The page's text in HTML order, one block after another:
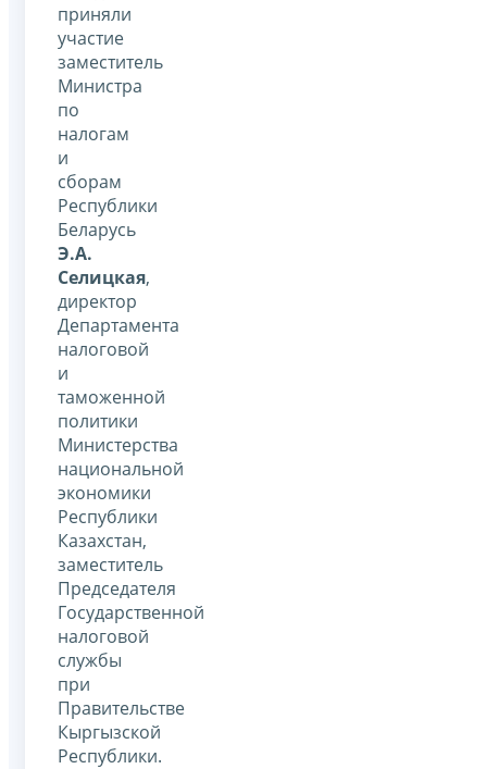
приняли
участие
заместитель
Министра
по
налогам
и
сборам
Республики
Беларусь
Э.А.
Селицкая,
директор
Департамента
налоговой
и
таможенной
политики
Министерства
национальной
экономики
Республики
Казахстан,
заместитель
Председателя
Государственной
налоговой
службы
при
Правительстве
Кыргызской
Республики.